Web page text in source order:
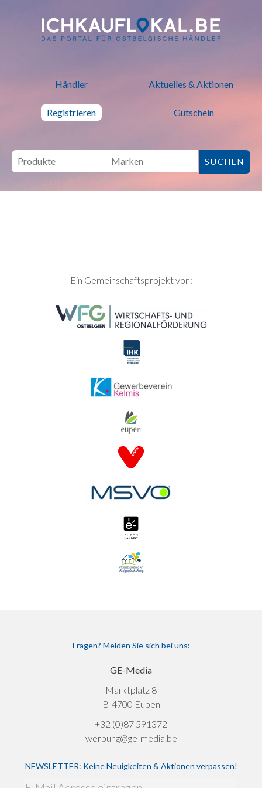
ich kauf lokal - Bei lokalen
Händler Aktuelles & Aktionen
Registrieren Gutschein
SEITENFUSSEin Gemeinschaftsprojekt von:
Fragen? Melden Sie sich bei uns:
GE-Media
Marktplatz 8
B-4700 Eupen
+32 (0)87 591372
werbung@ge-media.be
NEWSLETTER: Keine Neuigkeiten & Aktionen verpassen!